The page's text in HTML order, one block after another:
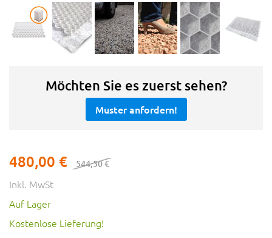
Möchten Sie es zuerst sehen?
Muster anfordern!
480,00 € 544,50 €
Inkl. MwSt
Auf Lager
Kostenlose Lieferung!